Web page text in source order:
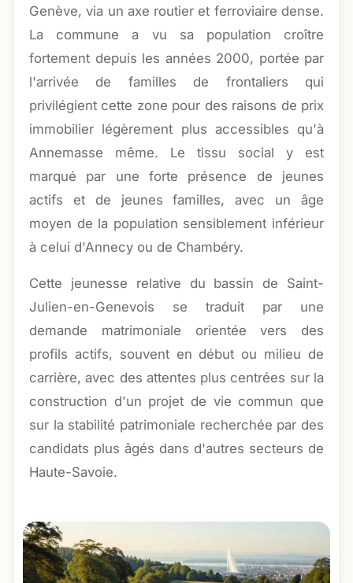
Genève, via un axe routier et ferroviaire dense.
La commune a vu sa population croître
fortement depuis les années 2000, portée par
l'arrivée de familles de frontaliers qui
privilégient cette zone pour des raisons de prix
immobilier légèrement plus accessibles qu'à
Annemasse même. Le tissu social y est
marqué par une forte présence de jeunes
actifs et de jeunes familles, avec un âge
moyen de la population sensiblement inférieur
à celui d'Annecy ou de Chambéry.
Cette jeunesse relative du bassin de Saint-
Julien-en-Genevois se traduit par une
demande matrimoniale orientée vers des
profils actifs, souvent en début ou milieu de
carrière, avec des attentes plus centrées sur la
construction d'un projet de vie commun que
sur la stabilité patrimoniale recherchée par des
candidats plus âgés dans d'autres secteurs de
Haute-Savoie.